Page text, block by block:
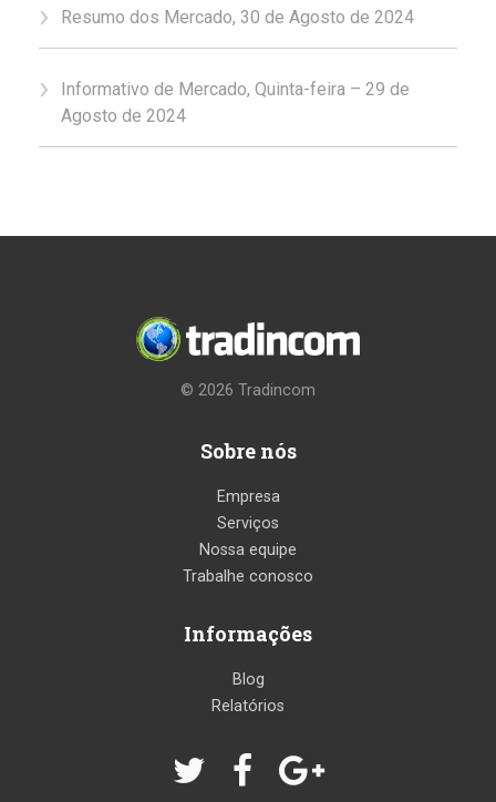
Resumo dos Mercado, 30 de Agosto de 2024
Informativo de Mercado, Quinta-feira – 29 de
Agosto de 2024
© 2026 Tradincom
Sobre nós
Empresa
Serviços
Nossa equipe
Trabalhe conosco
Informações
Blog
Relatórios